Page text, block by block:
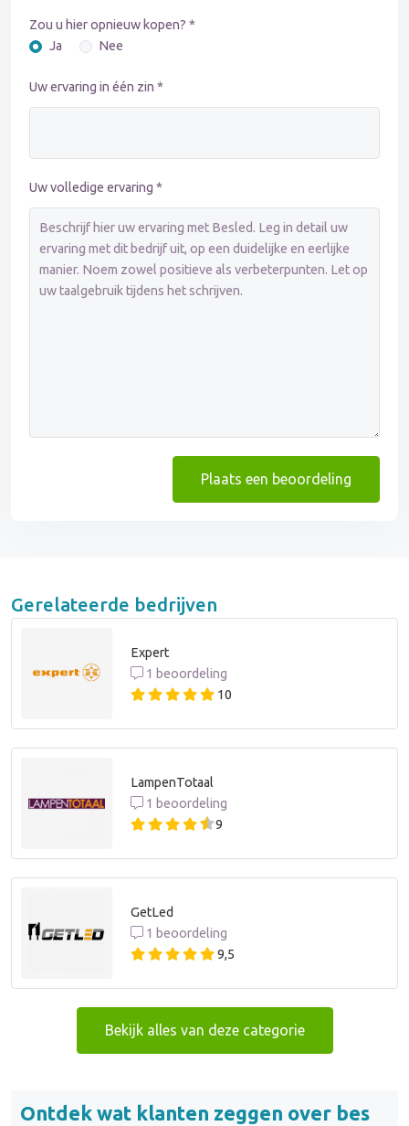
Zou u hier opnieuw kopen? *
Ja
Nee
Uw ervaring in één zin *
Uw volledige ervaring *
Plaats een beoordeling
Gerelateerde bedrijven
Expert
1 beoordeling
10
LampenTotaal
1 beoordeling
9
GetLed
1 beoordeling
9,5
Bekijk alles van deze categorie
Ontdek wat klanten zeggen over bes